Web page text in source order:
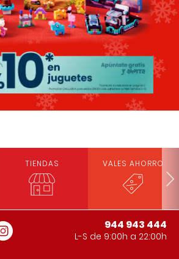
TIENDAS VALES AHORRO
944 943 444
L-S de 9:00h a 22:00h